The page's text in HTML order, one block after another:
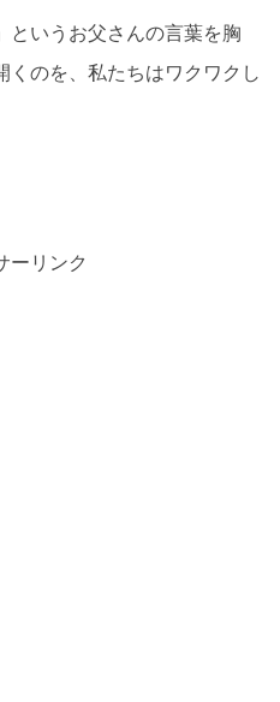
というお父さんの言葉を胸
くのを、私たちはワクワクし
ーリンク